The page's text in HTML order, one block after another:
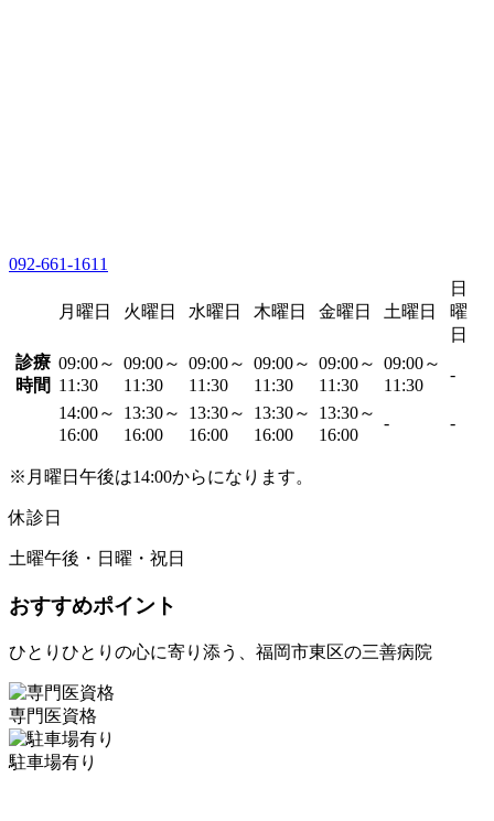
092-661-1611
月曜日 火曜日 水曜日 木曜日 金曜日 土曜日
日
曜
日
診療
時間
09:00～
11:30
09:00～
11:30
09:00～
11:30
09:00～
11:30
09:00～
11:30
09:00～
11:30
-
14:00～
16:00
13:30～
16:00
13:30～
16:00
13:30～
16:00
13:30～
16:00
- -
※月曜日午後は14:00からになります。
休診日
土曜午後・日曜・祝日
おすすめポイント
ひとりひとりの心に寄り添う、福岡市東区の三善病院
専門医資格
駐車場有り